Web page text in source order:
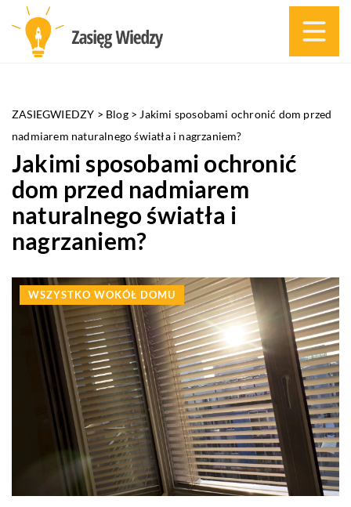
ZASIEGWIEDZY > Blog> Jakimi sposobami ochronić dom przed
nadmiarem naturalnego światła i nagrzaniem?
Jakimi sposobami ochronić
dom przed nadmiarem
naturalnego światła i
nagrzaniem?
WSZYSTKO WOKÓŁ DOMU